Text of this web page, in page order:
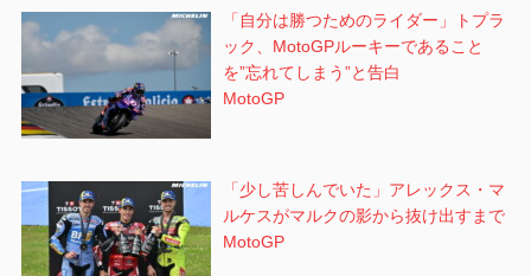
「自分は勝つためのライダー」トプラ
ック、MotoGPルーキーであること
を”忘れてしまう”と告白
MotoGP
「少し苦しんでいた」アレックス・マ
ルケスがマルクの影から抜け出すまで
MotoGP